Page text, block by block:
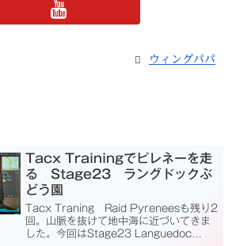
ウィングパパ
Tacx Trainingでピレネーを走
る Stage23 ラングドックぶ
どう園
Tacx Traning Raid Pyreneesも残り2
回。山脈を抜けて地中海に近づいてきま
した。今回はStage23 Languedoc